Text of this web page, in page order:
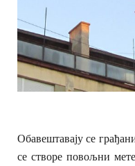
Обавештавају се
се створе повољни